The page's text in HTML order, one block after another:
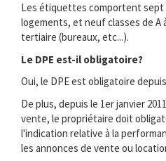
Les étiquettes comportent sept
logements, et neuf classes de A
tertiaire (bureaux, etc...).
Le DPE est-il obligatoire?
Oui, le DPE est obligatoire
De plus, depuis le 1er janvier
vente, le propriétaire doit
l'indication relative à la
les annonces de vente ou